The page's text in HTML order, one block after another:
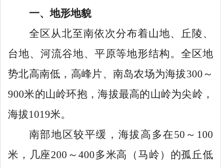
一、地形地貌
全区从北至南依次分布着山地、丘陵、
台地、河流谷地、平原等地形结构。全区地
势北高南低，高峰片、南岛农场为海拔300 ～
900米的山岭环抱，海拔最高的山岭为尖岭，
海拔1019米。
南部地区较平缓，海拔高多在50 ～ 100
米，几座200 ～ 400多米高（马岭）的孤丘低